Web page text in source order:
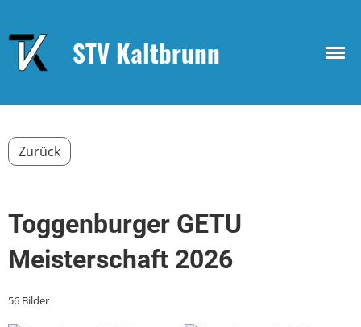
STV Kaltbrunn
Zurück
Toggenburger GETU
Meisterschaft 2026
56 Bilder